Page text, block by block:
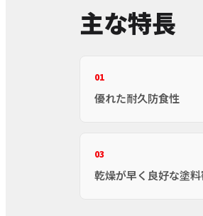
主な特長
01
優れた耐久防食性
03
乾燥が早く良好な塗